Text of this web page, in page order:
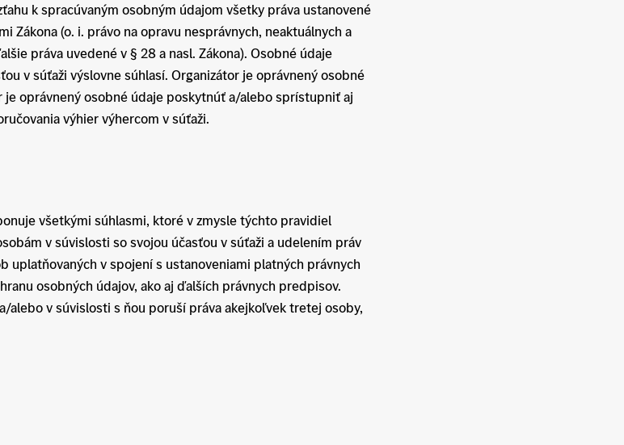
k spracúvaným osobným údajom všetky práva ustanovené
Zákona (o. i. právo na opravu nesprávnych, neaktuálnych a
práva uvedené v § 28 a nasl. Zákona). Osobné údaje
v súťaži výslovne súhlasí. Organizátor je oprávnený osobné
oprávnený osobné údaje poskytnúť a/alebo sprístupniť aj
výhier výhercom v súťaži.
všetkými súhlasmi, ktoré v zmysle týchto pravidiel
v súvislosti so svojou účasťou v súťaži a udelením práv
v spojení s ustanoveniami platných právnych
osobných údajov, ako aj ďalších právnych predpisov.
alebo v súvislosti s ňou poruší práva akejkoľvek tretej osoby,